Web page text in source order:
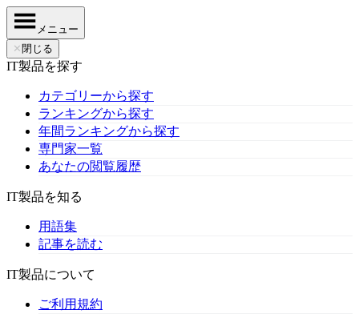
メニュー
✕ 閉じる
IT製品を探す
カテゴリーから探す
ランキングから探す
年間ランキングから探す
専門家一覧
あなたの閲覧履歴
IT製品を知る
用語集
記事を読む
IT製品について
ご利用規約